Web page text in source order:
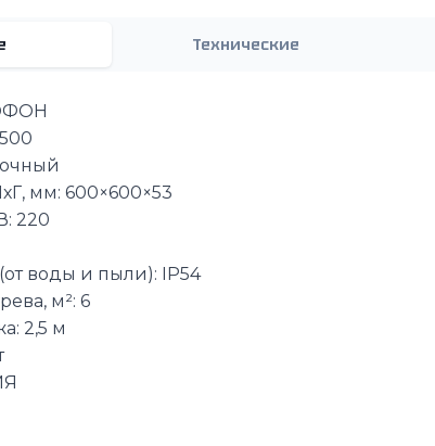
Технические
мм: 600×600×53
220
воды и пыли): IP54
м²: 6
2,5 м